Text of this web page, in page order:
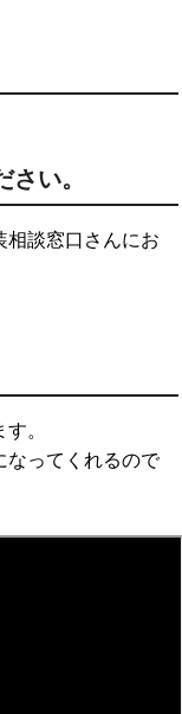
い。
相談窓口さんにお
。
なってくれるので